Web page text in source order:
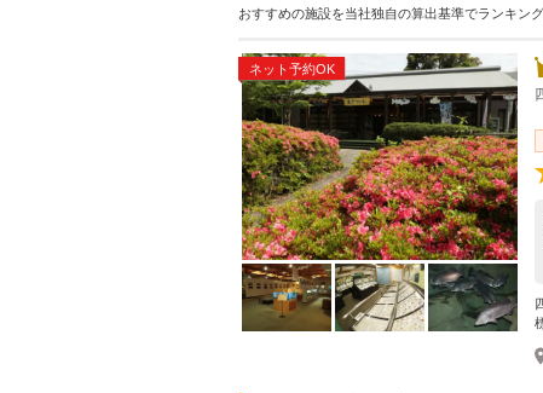
おすすめの施設を当社独自の算出基準でランキン
ネット予約OK